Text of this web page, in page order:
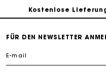
Kostenlose
PayPal -
FÜR DEN NEWSLETTER
E-mail